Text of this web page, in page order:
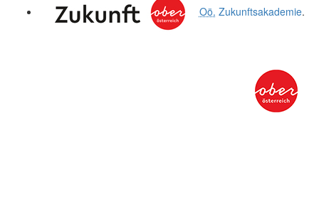
Oö. Zukunftsakademie.